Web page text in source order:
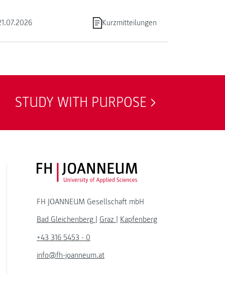
Kurzmitteilungen
STUDY WITH PURPOSE
FH JOANNEUM Logo
FH JOANNEUM Gesellschaft mbH
Bad Gleichenberg
Graz
Kapfenberg
+43 316 5453 - 0
info@fh-joanneum.at